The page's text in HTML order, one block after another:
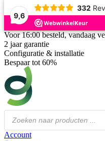
9,6
332
Voor 16:00 besteld, vandaag
2 jaar garantie
Configuratie & installatie
Bespaar tot 60%
Producten
zoeken
Account